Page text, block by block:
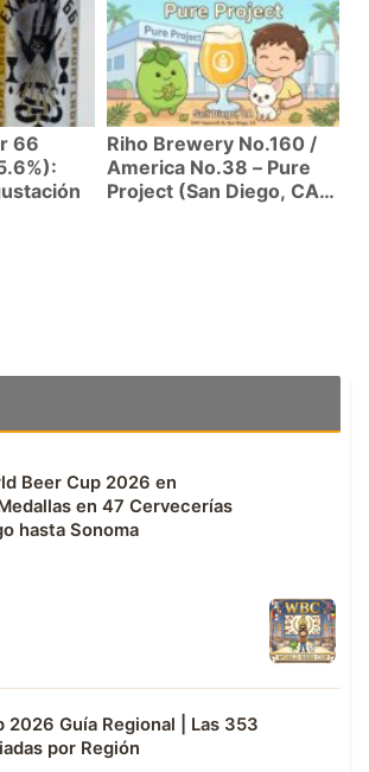
bitter destacados en
temporada de fresh hop
66
Riho Brewery No.160 /
America No.38 – Pure
Project (San Diego, CA)
Beer Cup 2026 en
en 47 Cervecerías
hasta Sonoma
2026 Guía Regional | Las 353
por Región